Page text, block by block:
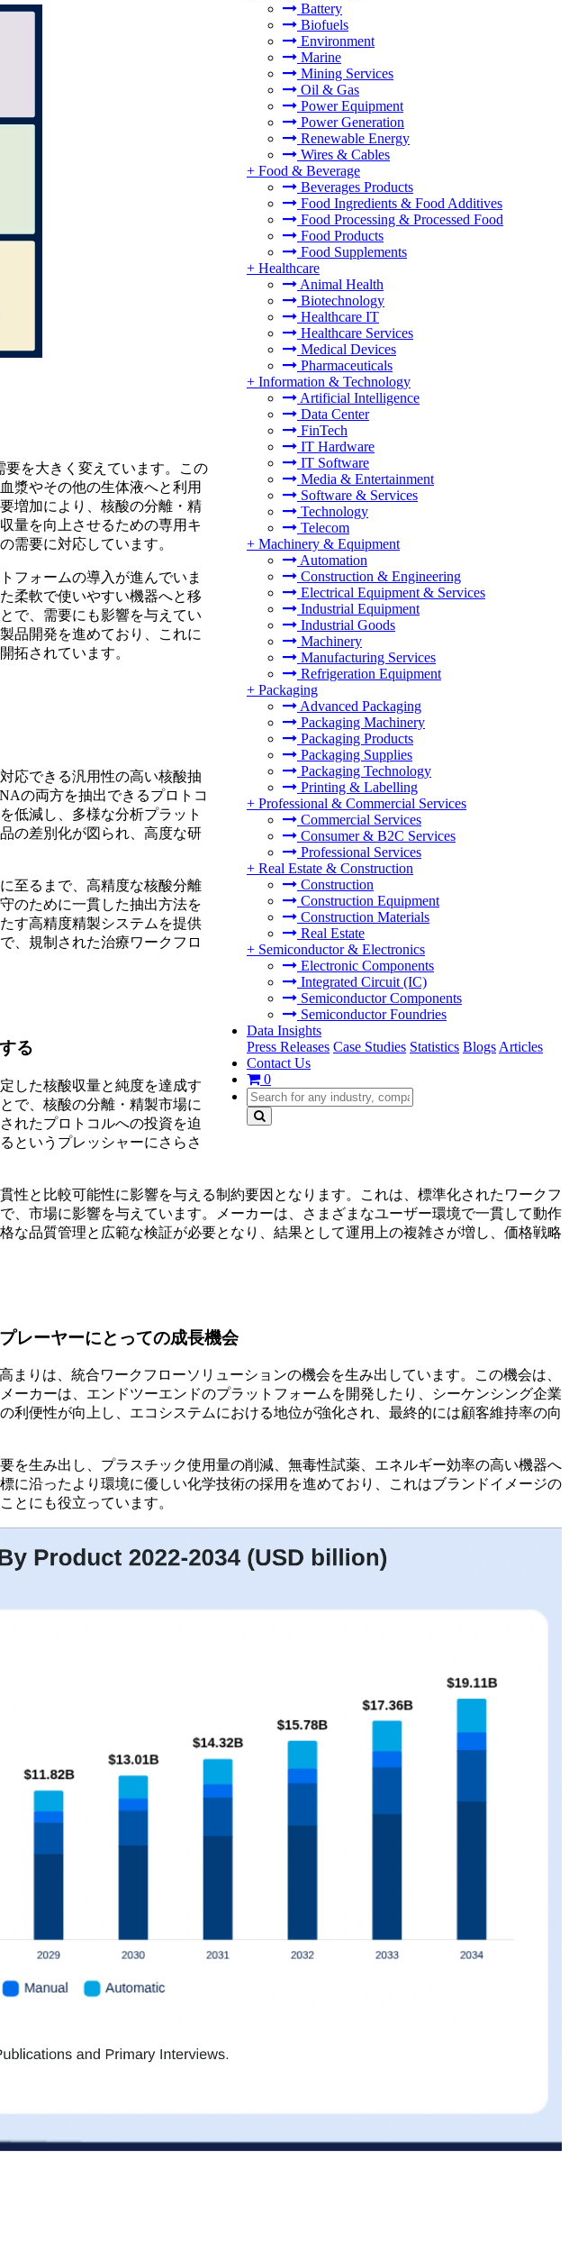
Battery
Biofuels
Environment
Marine
Mining Services
Oil & Gas
Power Equipment
Power Generation
Renewable Energy
Wires & Cables
+ Food & Beverage
Beverages Products
Food Ingredients & Food Additives
Food Processing & Processed Food
Food Products
Food Supplements
+ Healthcare
Animal Health
Biotechnology
Healthcare IT
Healthcare Services
Medical Devices
Pharmaceuticals
+ Information & Technology
Artificial Intelligence
Data Center
FinTech
IT Hardware
IT Software
Media & Entertainment
Software & Services
Technology
Telecom
+ Machinery & Equipment
Automation
Construction & Engineering
Electrical Equipment & Services
Industrial Equipment
Industrial Goods
Machinery
Manufacturing Services
Refrigeration Equipment
+ Packaging
Advanced Packaging
Packaging Machinery
Packaging Products
Packaging Supplies
Packaging Technology
Printing & Labelling
+ Professional & Commercial Services
Commercial Services
Consumer & B2C Services
Professional Services
+ Real Estate & Construction
Construction
Construction Equipment
Construction Materials
Real Estate
+ Semiconductor & Electronics
Electronic Components
Integrated Circuit (IC)
Semiconductor Components
Semiconductor Foundries
Data Insights
Press Releases Case Studies Statistics Blogs Articles
Contact Us
0
を大きく変えています。この
漿やその他の生体液へと利用
増加により、核酸の分離・精
量を向上させるための専用キ
需要に対応しています。
フォームの導入が進んでいま
柔軟で使いやすい機器へと移
で、需要にも影響を与えてい
品開発を進めており、これに
拓されています。
応できる汎用性の高い核酸抽
の両方を抽出できるプロトコ
低減し、多様な分析プラット
の差別化が図られ、高度な研
至るまで、高精度な核酸分離
のために一貫した抽出方法を
す高精度精製システムを提供
、規制された治療ワークフロ
る
した核酸収量と純度を達成す
で、核酸の分離・精製市場に
れたプロトコルへの投資を迫
というプレッシャーにさらさ
と比較可能性に影響を与える制約要因となります。これは、標準化されたワークフ
市場に影響を与えています。メーカーは、さまざまなユーザー環境で一貫して動作
品質管理と広範な検証が必要となり、結果として運用上の複雑さが増し、価格戦略
レーヤーにとっての成長機会
りは、統合ワークフローソリューションの機会を生み出しています。この機会は、
カーは、エンドツーエンドのプラットフォームを開発したり、シーケンシング企業
便性が向上し、エコシステムにおける地位が強化され、最終的には顧客維持率の向
生み出し、プラスチック使用量の削減、無毒性試薬、エネルギー効率の高い機器へ
沿ったより環境に優しい化学技術の採用を進めており、これはブランドイメージの
とにも役立っています。